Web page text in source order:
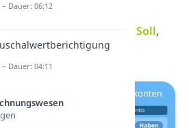
Zinserträge)
buchst du imSoll,
ZugängeimHaben
Dauer: 06:12
Dauer: 04:11